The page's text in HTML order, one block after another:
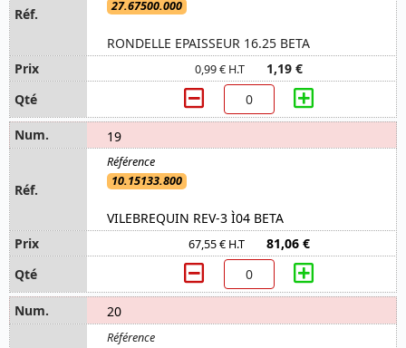
27.67500.000
RONDELLE EPAISSEUR 16.25 BETA
0,99 € H.T 1,19 €
19
10.15133.800
VILEBREQUIN REV-3 Ì04 BETA
67,55 € H.T 81,06 €
20